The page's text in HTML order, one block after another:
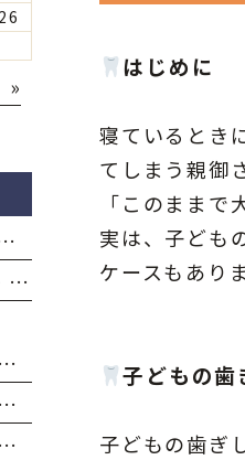
はじめに
寝ているとき
てしまう親御
「このままで
実は、子ども
ケースもありま
子どもの歯
子どもの歯ぎ
26
»
んか？｜大府市のおかだ歯科・矯正歯科クリニック
歯周病はサイレントキラー — 自覚症状がないまま進行する怖さと、大府市での予防・治療のポイント｜大府市のおかだ歯科・矯正歯科クリニック
ホワイトニングをご希望の方へ －流れと注意点を解説－｜大府市のおかだ歯科・矯正歯科クリニック
歯の定期メンテナンスはなぜ必要？いつまでも自分の歯で過ごすために｜大府市のおかだ歯科・矯正歯科クリニック
子どもの歯ぎしりはそのままで大丈夫？大人の歯ぎしりとの違いは？｜大府市のおかだ歯科・矯正歯科クリニック